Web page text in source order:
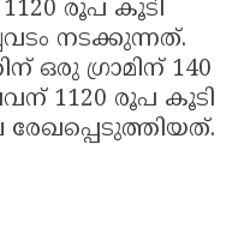
രൂപ കൂടി
നടക്കുന്നത്.
ഒരു ഗ്രാമിന് 140
1120 രൂപ കൂടി
രേഖപ്പെടുത്തിയത്.